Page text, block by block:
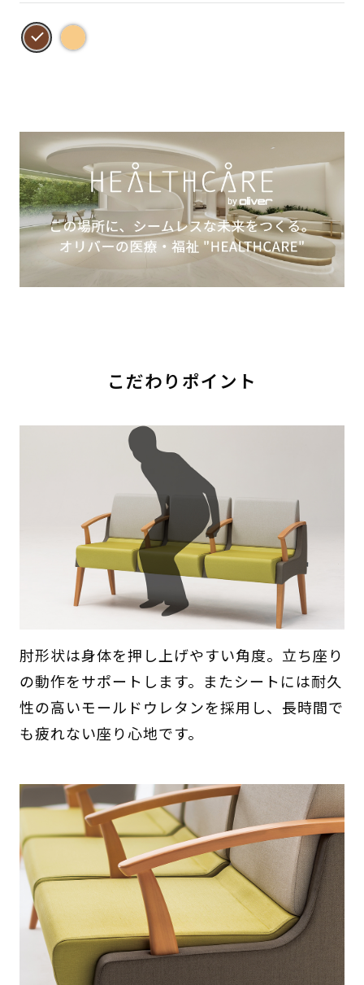
こだわりポイント
肘形状は身体を押し上げやすい角度。立ち座り
の動作をサポートします。またシートには耐久
性の高いモールドウレタンを採用し、長時間で
も疲れない座り心地です。